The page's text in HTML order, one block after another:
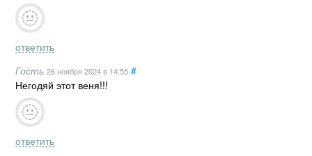
ответить
Гость 26 ноября 2024в 14:55 #
Негодяй этот веня!!!
ответить